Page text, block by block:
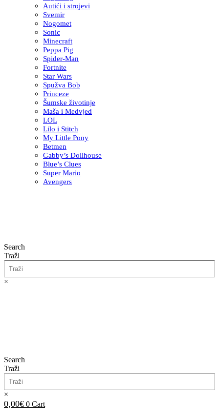
Autići i strojevi
Svemir
Nogomet
Sonic
Minecraft
Peppa Pig
Spider-Man
Fortnite
Star Wars
Spužva Bob
Princeze
Šumske životinje
Maša i Medvjed
LOL
Lilo i Stitch
My Little Pony
Betmen
Gabby’s Dollhouse
Blue’s Clues
Super Mario
Avengers
Search
Traži
×
Search
Traži
×
0,00€ 0 Cart